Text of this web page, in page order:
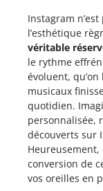
Instagram
l’esthétique
véritable
le rythme
évoluent,
musicaux
quotidien.
personnalisée,
découverts sur
conversion de
vos oreilles en